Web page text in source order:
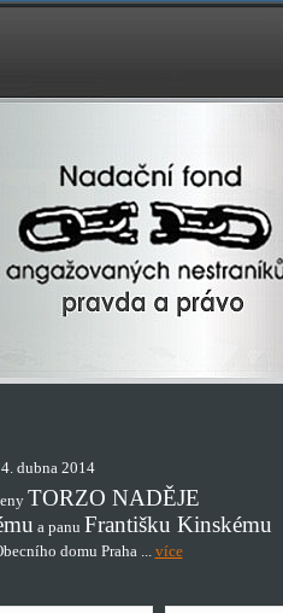
4. dubna 2014
TORZO NADĚJE
a panu Františku Kinskému
domu Praha ...více